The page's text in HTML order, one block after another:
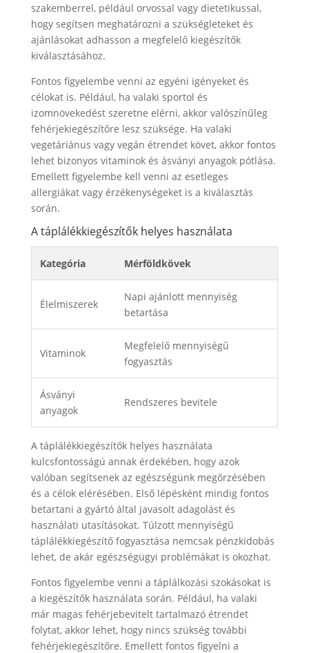
szakemberrel, például orvossal vagy dietetikussal,
hogy segítsen meghatározni a szükségleteket és
ajánlásokat adhasson a megfelelő kiegészítők
kiválasztásához.
Fontos figyelembe venni az egyéni igényeket és
célokat is. Például, ha valaki sportol és
izomnövekedést szeretne elérni, akkor valószínűleg
fehérjekiegészítőre lesz szüksége. Ha valaki
vegetáriánus vagy vegán étrendet követ, akkor fontos
lehet bizonyos vitaminok és ásványi anyagok pótlása.
Emellett figyelembe kell venni az esetleges
allergiákat vagy érzékenységeket is a kiválasztás
során.
A táplálékkiegészítők helyes használata
Kategória Mérföldkövek
Élelmiszerek
Napi ajánlott mennyiség
betartása
Vitaminok
Megfelelő mennyiségű
fogyasztás
Ásványi
anyagok
Rendszeres bevitele
A táplálékkiegészítők helyes használata
kulcsfontosságú annak érdekében, hogy azok
valóban segítsenek az egészségünk megőrzésében
és a célok elérésében. Első lépésként mindig fontos
betartani a gyártó által javasolt adagolást és
használati utasításokat. Túlzott mennyiségű
táplálékkiegészítő fogyasztása nemcsak pénzkidobás
lehet, de akár egészségügyi problémákat is okozhat.
Fontos figyelembe venni a táplálkozási szokásokat is
a kiegészítők használata során. Például, ha valaki
már magas fehérjebevitelt tartalmazó étrendet
folytat, akkor lehet, hogy nincs szükség további
fehérjekiegészítőre. Emellett fontos figyelni a